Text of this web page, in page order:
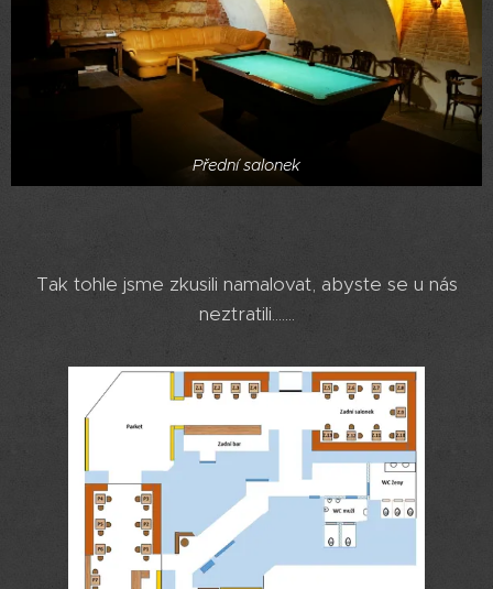
Přední salonek
Tak tohle jsme zkusili namalovat, abyste se u nás
neztratili.......